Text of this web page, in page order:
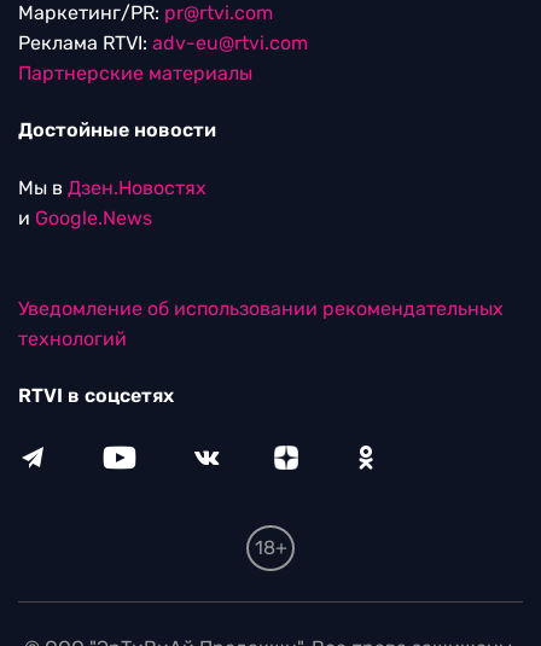
Маркетинг/PR: pr@rtvi.com
Реклама RTVI: adv-eu@rtvi.com
Партнерские материалы
Достойные новости
Мы в Дзен.Новостях
и Google.News
Уведомление об использовании рекомендательных
технологий
RTVI в соцсетях
18+